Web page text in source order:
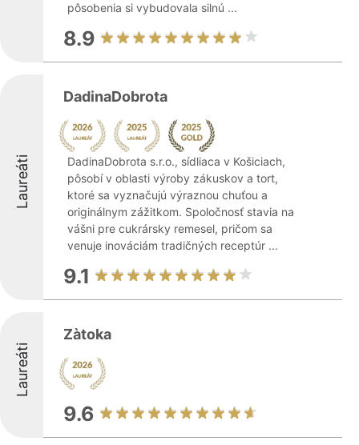
pôsobenia si vybudovala silnú ...
8.9
Laureáti
DadinaDobrota
DadinaDobrota s.r.o., sídliaca v Košiciach,
pôsobí v oblasti výroby zákuskov a tort,
ktoré sa vyznačujú výraznou chuťou a
originálnym zážitkom. Spoločnosť stavia na
vášni pre cukrársky remesel, pričom sa
venuje inováciám tradičných receptúr ...
9.1
Laureáti
Zàtoka
9.6